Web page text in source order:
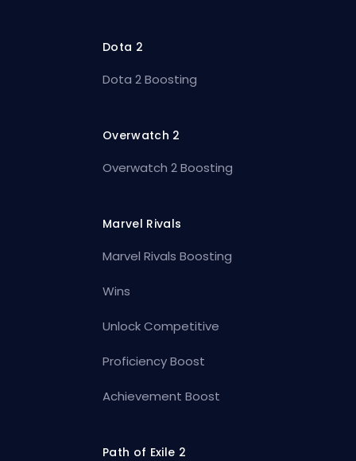
Dota 2
Dota 2 Boosting
Overwatch 2
Overwatch 2 Boosting
Marvel Rivals
Marvel Rivals Boosting
Wins
Unlock Competitive
Proficiency Boost
Achievement Boost
Path of Exile 2